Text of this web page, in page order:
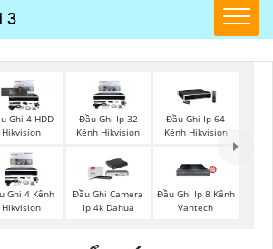
Ghi 4 HDD
Hikvision
Đầu Ghi Ip 32
Kênh Hikvision
Đầu Ghi Ip 64
Kênh Hikvision
Ghi 4 Kênh
Hikvision
Đầu Ghi Camera
Ip 4k Dahua
Đầu Ghi Ip 8 Kênh
Vantech